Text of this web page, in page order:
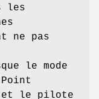
les
ne pas
le mode
et le pilote